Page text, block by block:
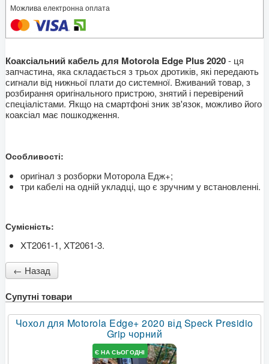
Можлива електронна оплата
Коаксіальний кабель для Motorola Edge Plus 2020- ця
запчастина, яка складається з трьох дротиків, які передають
сигнали від нижньої плати до системної. Вживаний товар, з
розбирання оригінального пристрою, знятий і перевірений
спеціалістами. Якщо на смартфоні зник зв'язок, можливо його
коаксіал має пошкодження.
Особливості:
оригінал з розборки Моторола Едж+;
три кабелі на одній укладці, що є зручним у встановленні.
Сумісність:
XT2061-1, XT2061-3.
Супутні товари
Чохол для Motorola Edge+ 2020 від Speck Presidio
Grip чорний
Є НА СЬОГОДНІ